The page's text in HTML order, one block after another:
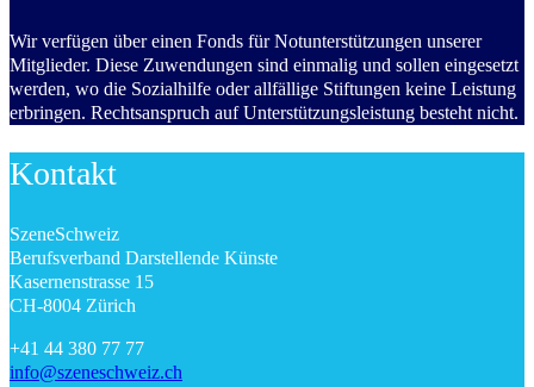
Wir verfügen über einen Fonds für Notunterstützungen unserer
Mitglieder. Diese Zuwendungen sind einmalig und sollen eingesetzt
werden, wo die Sozialhilfe oder allfällige Stiftungen keine Leistung
erbringen. Rechtsanspruch auf Unterstützungsleistung besteht nicht.
Kontakt
SzeneSchweiz
Berufsverband Darstellende Künste
Kasernenstrasse 15
CH-8004 Zürich
+41 44 380 77 77
info@szeneschweiz.ch